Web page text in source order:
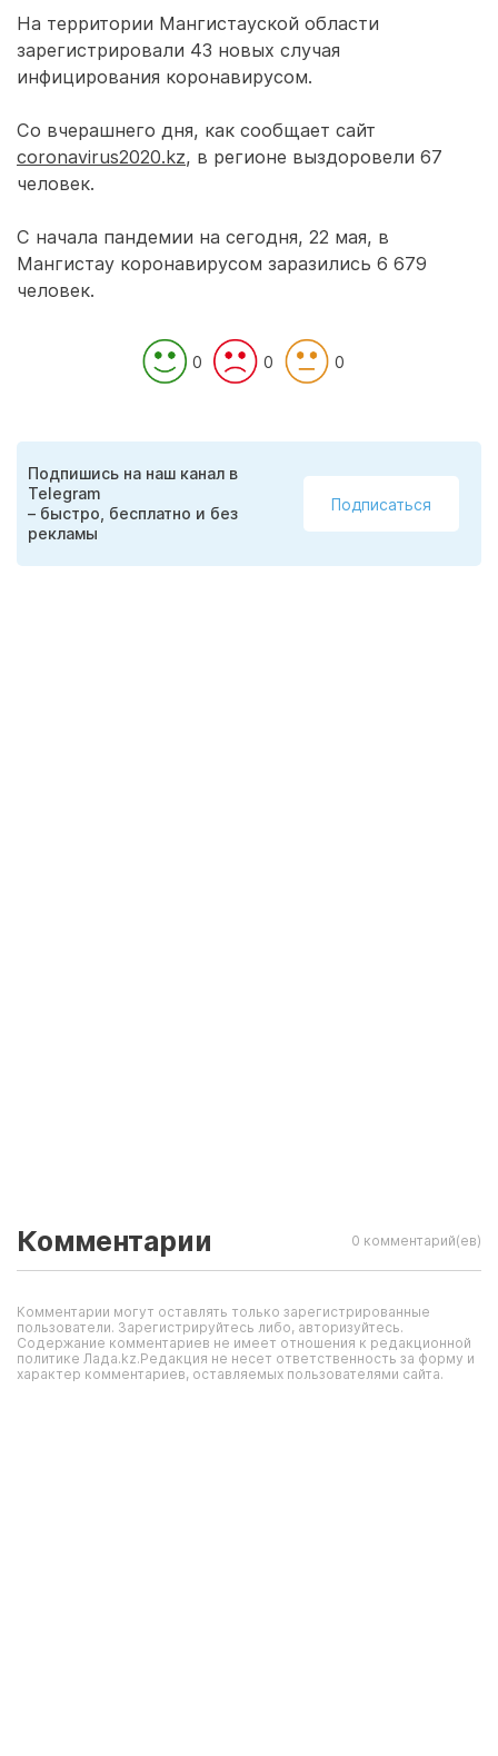
На территории Мангистауской области
зарегистрировали 43 новых случая
инфицирования коронавирусом.
Со вчерашнего дня, как сообщает сайт
coronavirus2020.kz, в регионе выздоровели 67
человек.
С начала пандемии на сегодня, 22 мая, в
Мангистау коронавирусом заразились 6 679
человек.
0 0 0
Подпишись на наш канал в
Telegram
– быстро, бесплатно и без
рекламы
Подписаться
Комментарии 0 комментарий(ев)
Комментарии могут оставлять только зарегистрированные
пользователи. Зарегистрируйтесь либо, авторизуйтесь.
Содержание комментариев не имеет отношения к редакционной
политике Лада.kz.Редакция не несет ответственность за форму и
характер комментариев, оставляемых пользователями сайта.